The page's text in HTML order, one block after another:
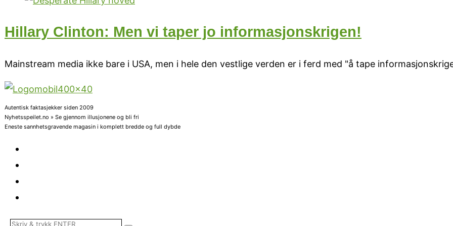
Hillary Clinton: Men vi taper jo informasjonskrigen!
Mainstream media ikke bare i USA, men i hele den vestlige verden er i ferd med "å tape
Autentisk faktasjekker siden 2009
Nyhetsspeilet.no » Se gjennom illusjonene og bli fri
Eneste sannhetsgravende magasin i komplett bredde og full dybde